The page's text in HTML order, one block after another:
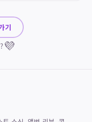
기
💜